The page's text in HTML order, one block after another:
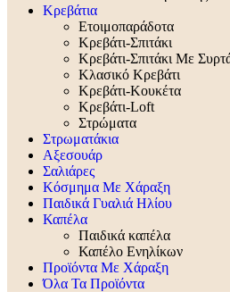
Κρεβάτια
Ετοιμοπαράδοτα
Κρεβάτι-Σπιτάκι
Κρεβάτι-Σπιτάκι Με
Κλασικό Κρεβάτι
Κρεβάτι-Κουκέτα
Κρεβάτι-Loft
Στρώματα
Στρωματάκια
Αξεσουάρ
Σαλιάρες
Κόσμημα Με Χάραξη
Παιδικά Γυαλιά Ηλίου
Καπέλα
Παιδικά καπέλα
Καπέλο Ενηλίκων
Προϊόντα Με Χάραξη
Όλα Τα Προϊόντα